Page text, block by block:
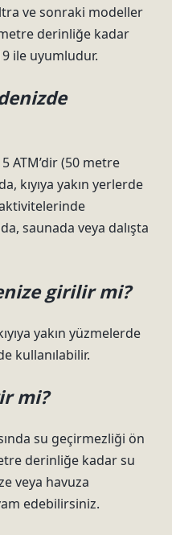
ve sonraki modeller
derinliğe kadar
ile uyumludur.
ATM’dir (50 metre
kıyıya yakın yerlerde
saunada veya dalışta
girilir mi?
yakın yüzmelerde
kullanılabilir.
mi?
su geçirmezliği ön
derinliğe kadar su
veya havuza
edebilirsiniz.